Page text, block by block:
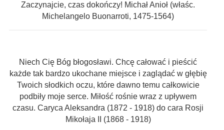
Zaczynajcie, czas dokończy! Michał Anioł (właśc.
Michelangelo Buonarroti, 1475-1564)
Niech Cię Bóg błogosławi. Chcę całować i pieścić
każde tak bardzo ukochane miejsce i zaglądać w głębię
Twoich słodkich oczu, które dawno temu całkowicie
podbiły moje serce. Miłość rośnie wraz z upływem
czasu. Caryca Aleksandra (1872 - 1918) do cara Rosji
Mikołaja II (1868 - 1918)